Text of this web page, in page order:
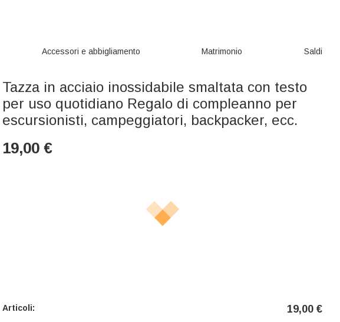
Accessori e abbigliamento Matrimonio Saldi
Tazza in acciaio inossidabile smaltata con testo
per uso quotidiano Regalo di compleanno per
escursionisti, campeggiatori, backpacker, ecc.
19,00 €
Articoli: 19,00 €